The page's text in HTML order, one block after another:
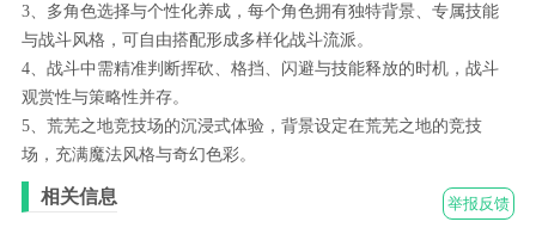
3、多角色选择与个性化养成，每个角色拥有独特背景、专属技能
与战斗风格，可自由搭配形成多样化战斗流派。
4、战斗中需精准判断挥砍、格挡、闪避与技能释放的时机，战斗
观赏性与策略性并存。
5、荒芜之地竞技场的沉浸式体验，背景设定在荒芜之地的竞技
场，充满魔法风格与奇幻色彩。
举报反馈
相关信息